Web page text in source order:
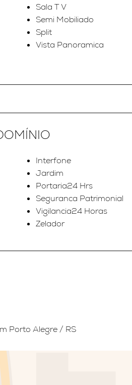
Sala T V
Semi Mobiliado
Split
Vista Panoramica
Interfone
Jardim
Portaria24 Hrs
Seguranca Patrimonial
Vigilancia24 Horas
Zelador
Porto Alegre / RS